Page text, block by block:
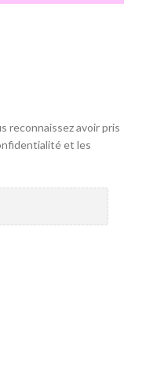
reconnaissez avoir pris
et les